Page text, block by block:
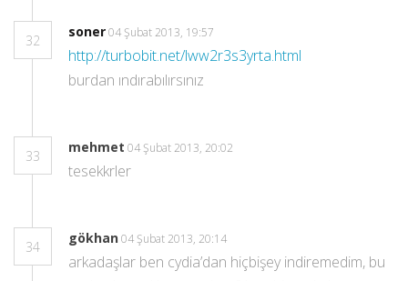
32
soner04 Şubat 2013, 19:57
http://turbobit.net/lww2r3s3yrta.html
burdan ındırabılırsınız
33
mehmet 04 Şubat 2013, 20:02
tesekkrler
34
gökhan04 Şubat 2013, 20:14
arkadaşlar ben cydia’dan hiçbişey indiremedim, bu